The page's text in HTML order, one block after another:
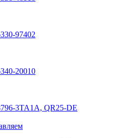
97402
20010
3TA1A, QR25-DE